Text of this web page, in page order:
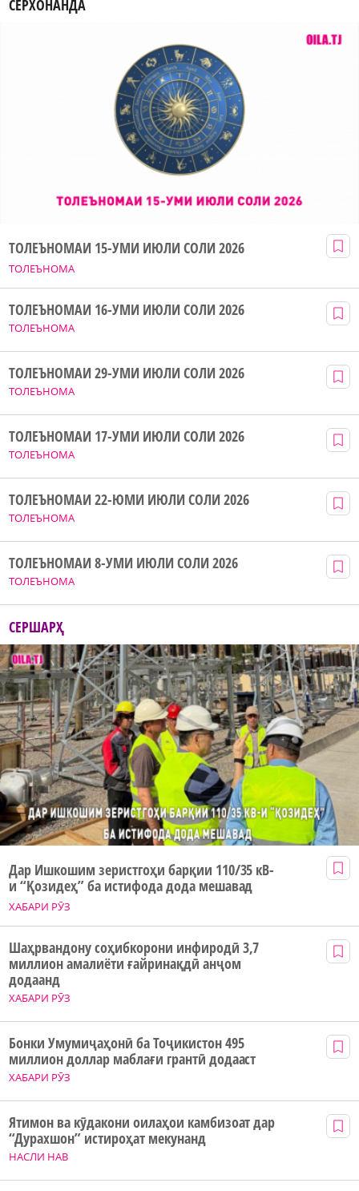
СЕРХОНАНДА
ТОЛЕЪНОМА
ТОЛЕЪНОМАИ 15-УМИ ИЮЛИ СОЛИ 2026
ТОЛЕЪНОМА
ТОЛЕЪНОМАИ 16-УМИ ИЮЛИ СОЛИ 2026
ТОЛЕЪНОМА
ТОЛЕЪНОМАИ 29-УМИ ИЮЛИ СОЛИ 2026
ТОЛЕЪНОМА
ТОЛЕЪНОМАИ 17-УМИ ИЮЛИ СОЛИ 2026
ТОЛЕЪНОМА
ТОЛЕЪНОМАИ 22-ЮМИ ИЮЛИ СОЛИ 2026
ТОЛЕЪНОМА
ТОЛЕЪНОМАИ 8-УМИ ИЮЛИ СОЛИ 2026
СЕРШАРҲ
ХАБАРИ РӮЗ
Дар Ишкошим зеристгоҳи барқии 110/35 кВ-
и “Қозидеҳ” ба истифода дода мешавад
ХАБАРИ РӮЗ
Шаҳрвандону соҳибкорони инфиродӣ 3,7
миллион амалиёти ғайринақдӣ анҷом
додаанд
ХАБАРИ РӮЗ
Бонки Умумиҷаҳонӣ ба Тоҷикистон 495
миллион доллар маблағи грантӣ додааст
НАСЛИ НАВ
Ятимон ва кӯдакони оилаҳои камбизоат дар
“Дурахшон” истироҳат мекунанд